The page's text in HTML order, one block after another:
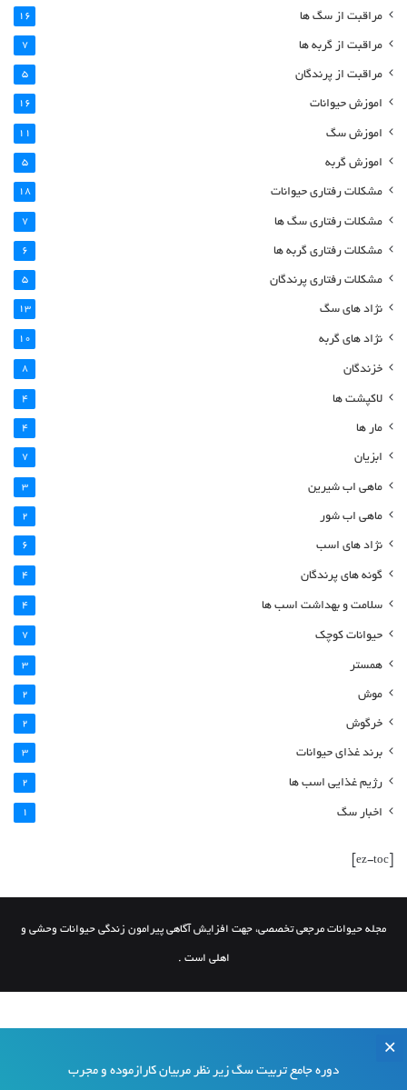
مراقبت از سگ ها 16
مراقبت از گربه ها 7
مراقبت از پرندگان 5
اموزش حیوانات 16
اموزش سگ 11
اموزش گربه 5
مشکلات رفتاری حیوانات 18
مشکلات رفتاری سگ ها 7
مشکلات رفتاری گربه ها 6
مشکلات رفتاری پرندگان 5
نژاد های سگ 13
نژاد های گربه 10
خزندگان 8
لاکپشت ها 4
مار ها 4
ابزیان 7
ماهی اب شیرین 3
ماهی اب شور 2
نژاد های اسب 6
گونه های پرندگان 4
سلامت و بهداشت اسب ها 4
حیوانات کوچک 7
همستر 3
موش 2
خرگوش 2
برند غذای حیوانات 3
رژیم غذایی اسب ها 2
اخبار سگ 1
مجله حیوانات مرجعی تخصصی، جهت افزایش آگاهی پیرامون زندگی حیوانات وحشی و
اهلی است .
دوره جامع تربیت سگ زیر نظر مربیان کارازموده و مجرب